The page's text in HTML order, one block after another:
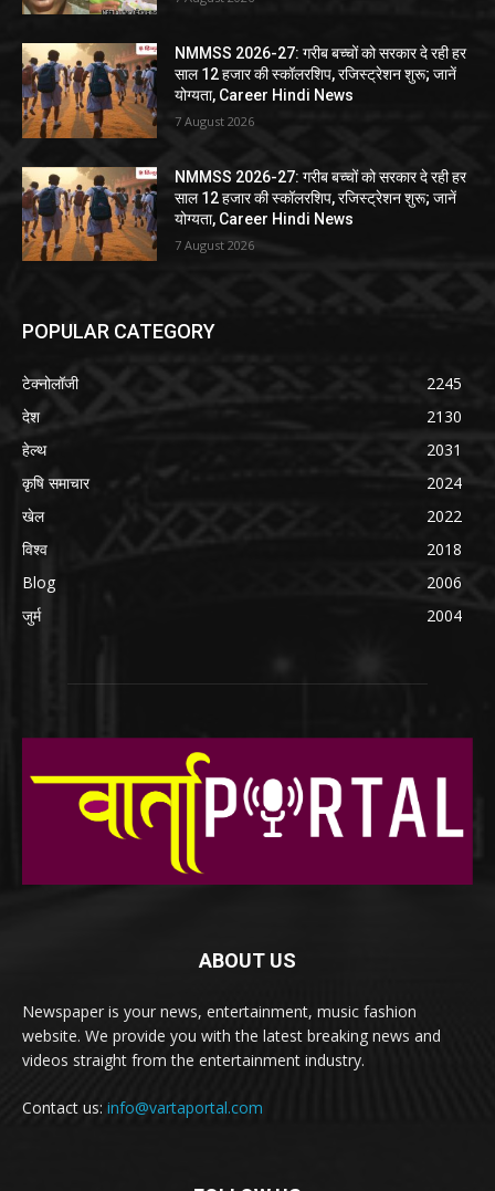
NMMSS 2026-27: गरीब बच्चों को सरकार दे रही हर
साल 12 हजार की स्कॉलरशिप, रजिस्ट्रेशन शुरू; जानें
योग्यता, Career Hindi News
7 August 2026
NMMSS 2026-27: गरीब बच्चों को सरकार दे रही हर
साल 12 हजार की स्कॉलरशिप, रजिस्ट्रेशन शुरू; जानें
योग्यता, Career Hindi News
7 August 2026
POPULAR CATEGORY
टेक्नोलॉजी
2245
देश
2130
हेल्थ
2031
कृषि समाचार
2024
खेल
2022
विश्व
2018
Blog
2006
जुर्म
2004
ABOUT US
Newspaper is your news, entertainment, music fashion
website. We provide you with the latest breaking news and
videos straight from the entertainment industry.
Contact us: info@vartaportal.com